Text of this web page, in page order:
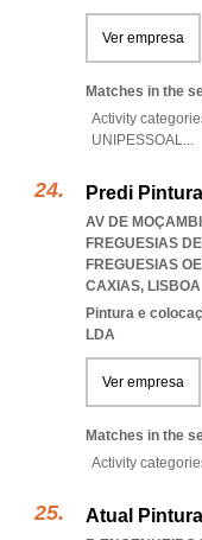
Ver empresa
Matches in the
Activity
UNIPESSOAL...
Predi
AV DE
FREGUESIAS
FREGUESIAS
CAXIAS, LISBOA
Pintura e
LDA
Ver empresa
Matches in the
Activity
Atual